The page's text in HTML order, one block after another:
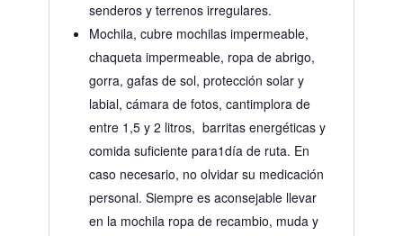
senderos y terrenos irregulares.
Mochila, cubre mochilas impermeable,
chaqueta impermeable, ropa de abrigo,
gorra, gafas de sol, protección solar y
labial, cámara de fotos, cantimplora de
entre 1,5 y 2 litros, barritas energéticas y
comida suficiente para1día de ruta. En
caso necesario, no olvidar su medicación
personal. Siempre es aconsejable llevar
en la mochila ropa de recambio, muda y